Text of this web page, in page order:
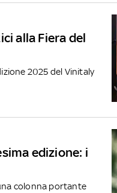
alla Fiera del
2025 del Vinitaly
edizione: i
colonna portante